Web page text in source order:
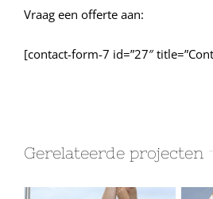
Vraag een offerte aan:
[contact-form-7 id=”27″
Gerelateerde projecten